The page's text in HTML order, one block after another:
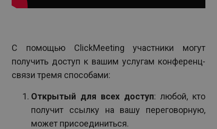
С помощью ClickMeeting участники могут
получить доступ к вашим услугам конференц-
связи тремя способами:
Открытый для всех доступ: любой, кто
получит ссылку на вашу переговорную,
может присоединиться.